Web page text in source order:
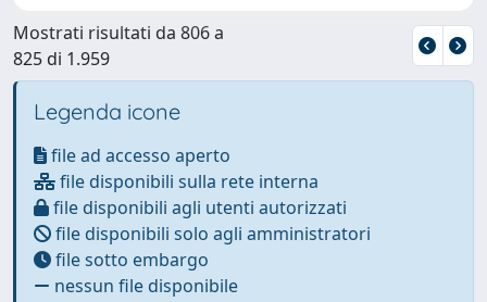
Mostrati risultati da 806 a
825 di 1.959
Legenda icone
file ad accesso aperto
file disponibili sulla rete interna
file disponibili agli utenti autorizzati
file disponibili solo agli amministratori
file sotto embargo
nessun file disponibile